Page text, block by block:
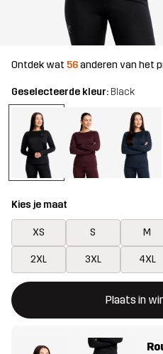
Ontdek wat 56anderen van het
Geselecteerde kleur: Black
Kies je maat
XS S M
2XL 3XL 4XL
Plaats in
Deze knop opent een modal
{{size}} niet beschikbaar